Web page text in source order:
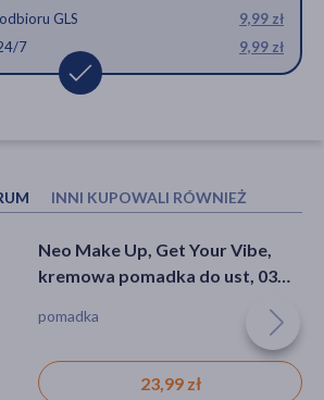
GLS
9,99 zł
7
9,99 zł
INNI KUPOWALI RÓWNIEŻ
Bioderma Sensibio AR+ CC SPF
50+, ochronny krem kojący i
odcień jasny, 40 ml
balsam, ochrona przeciwsłoneczna,
podrażnienie, zaczerwienienie, bez
97,59 zł
Neo Make Up, Get Your Vibe,
kremowa pomadka do ust, 03
pomadka
23,99 zł